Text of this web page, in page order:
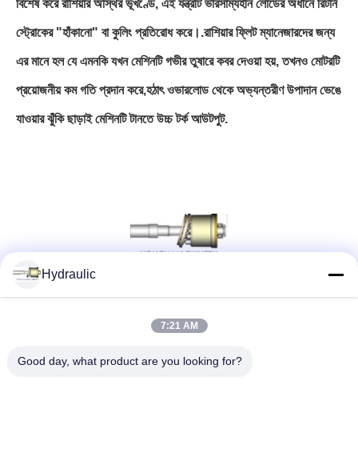
বিশেষ করে রাশিয়ার অস্থির ভূখণ্ডে, এই যন্ত্রটি ভারসাম্যহীন লোডের অধীনে রিটার্ন
স্ট্রোকের "হাঁকানো" বা কুলিং প্রতিরোধ করে।.রাশিয়ার ফ্লিট ম্যানেজারদের জন্য
এর মানে হল যে এমনকি যখন মেশিনটি গভীর তুষারে কবর দেওয়া হয়, তখনও মোটরটি
প্রয়োজনীয় কম গতি প্রদান করে,হঠাৎ ওভারলোড থেকে অভ্যন্তরীণ উপাদান ভেঙে
যাওয়ার ঝুঁকি ছাড়াই মেশিনটি টানতে উচ্চ টর্ক আউটপুট.
Hydraulic
7:21 AM
Good day, what product are you looking for?